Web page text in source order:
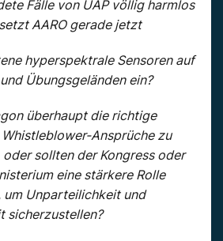
Fälle von UAP völlig harmlos
AARO gerade jetzt
hyperspektrale Sensoren auf
Übungsgeländen ein?
überhaupt die richtige
Ansprüche zu
oder sollten der Kongress oder
eine stärkere Rolle
um Unparteilichkeit und
sicherzustellen?